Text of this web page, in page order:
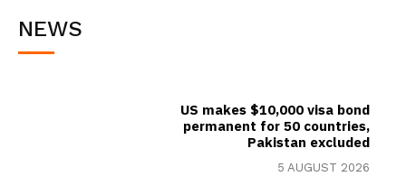
NEWS
US makes $10,000 visa bond
permanent for 50 countries,
Pakistan excluded
5 AUGUST 2026